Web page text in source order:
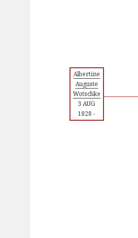
Albertine
Auguste
Wotschke
3 AUG
1828 -